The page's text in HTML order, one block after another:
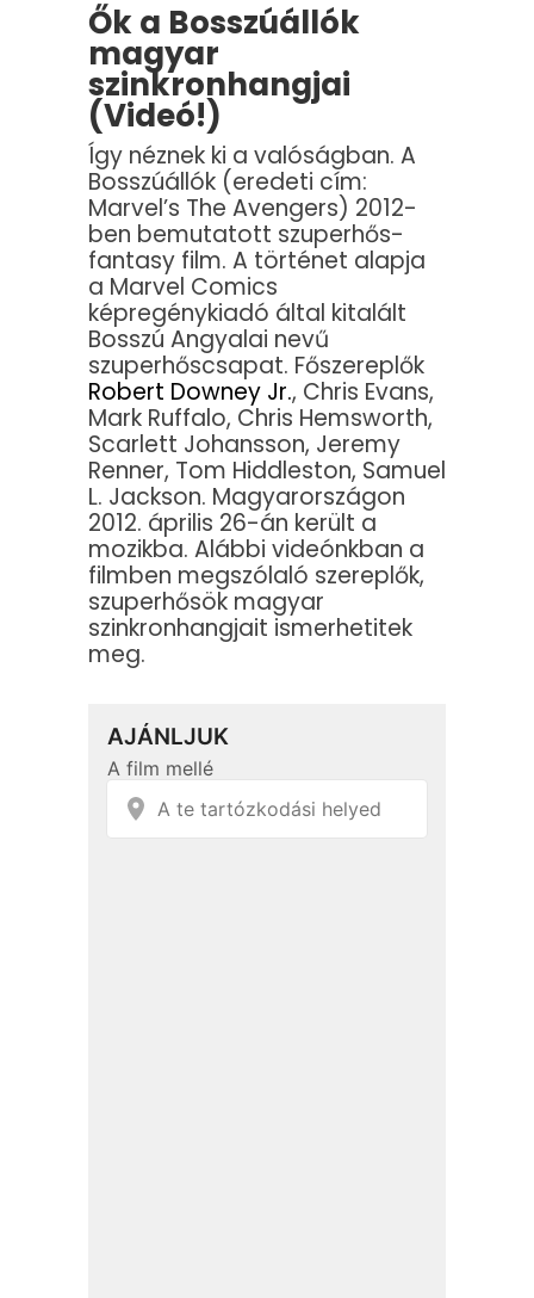
Ők a Bosszúállók
magyar
szinkronhangjai
(Videó!)
Így néznek ki a valóságban. A
Bosszúállók (eredeti cím:
Marvel’s The Avengers) 2012-
ben bemutatott szuperhős-
fantasy film. A történet alapja
a Marvel Comics
képregénykiadó által kitalált
Bosszú Angyalai nevű
szuperhőscsapat. Főszereplők
Robert Downey Jr., Chris Evans,
Mark Ruffalo, Chris Hemsworth,
Scarlett Johansson, Jeremy
Renner, Tom Hiddleston, Samuel
L. Jackson. Magyarországon
2012. április 26-án került a
mozikba. Alábbi videónkban a
filmben megszólaló szereplők,
szuperhősök magyar
szinkronhangjait ismerhetitek
meg.